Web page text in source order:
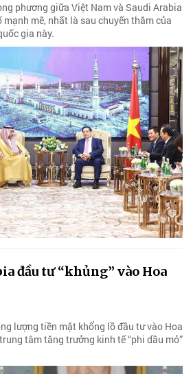
phương giữa Việt Nam và Saudi Arabia
mẽ, nhất là sau chuyến thăm của
gia này.
đầu tư “khủng” vào Hoa
lượng tiền mặt khổng lồ đầu tư vào Hoa
tâm tăng trưởng kinh tế “phi dầu mỏ”